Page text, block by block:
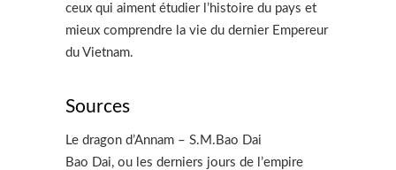
ceux qui aiment étudier l’histoire du pays et
mieux comprendre la vie du dernier Empereur
du Vietnam.
Sources
Le dragon d’Annam – S.M.Bao Dai
Bao Dai, ou les derniers jours de l’empire